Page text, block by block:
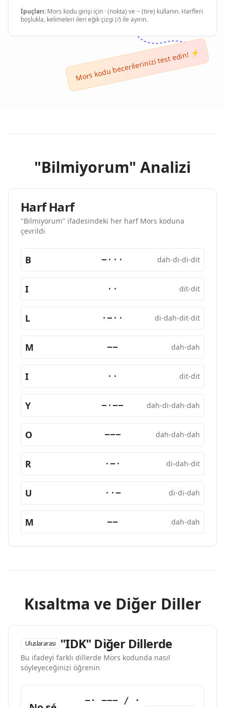
İpuçları: Mors kodu girişi için · (nokta) ve − (tire) kullanın. Harfleri
boşlukla, kelimeleri ileri eğik çizgi (/) ile ayırın.
Mors kodu becerilerinizi test edin! ⚡
"Bilmiyorum" Analizi
Harf Harf
"Bilmiyorum" ifadesindeki her harf Mors koduna
çevrildi
B −··· dah-di-di-dit
I ·· dit-dit
L ·−·· di-dah-dit-dit
M −− dah-dah
I ·· dit-dit
Y −·−− dah-di-dah-dah
O −−− dah-dah-dah
R ·−· di-dah-dit
U ··− di-di-dah
M −− dah-dah
Kısaltma ve Diğer Diller
Uluslararası "IDK" Diğer Dillerde
Bu ifadeyi farklı dillerde Mors kodunda nasıl
söyleyeceğinizi öğrenin
−· −−− / ·